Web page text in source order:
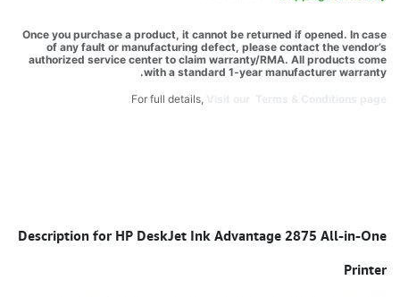
Once you purchase a product, it cannot be returned if opened. In case
of any fault or manufacturing defect, please contact the vendor’s
authorized service center to claim warranty/RMA. All products come
with a standard 1-year manufacturer warranty.
For full details,
Description for HP DeskJet Ink Advantage 2875 All-in-One
Printer